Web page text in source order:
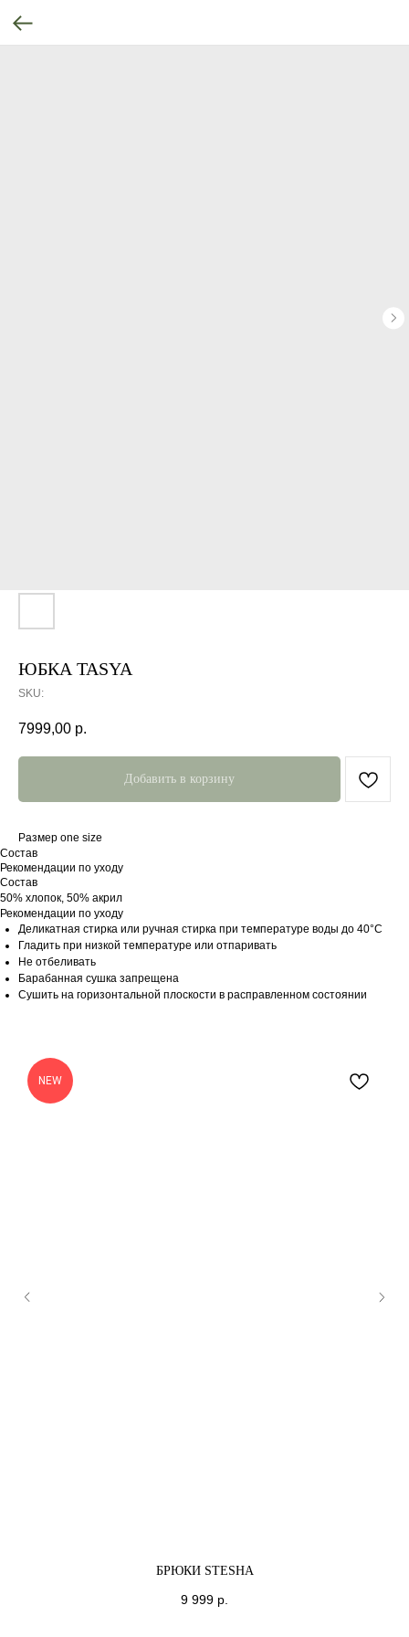
ЮБКА TASYA
SKU:
7999,00 р.
Добавить в корзину
Размер one size
Состав
Рекомендации по уходу
Состав
50% хлопок, 50% акрил
Рекомендации по уходу
Деликатная стирка или ручная стирка при температуре воды до 40°C
Гладить при низкой температуре или отпаривать
Не отбеливать
Барабанная сушка запрещена
Сушить на горизонтальной плоскости в расправленном состоянии
NEW
БРЮКИ STESHA
9 999 р.